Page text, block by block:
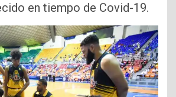
en tiempo de Covid-19.